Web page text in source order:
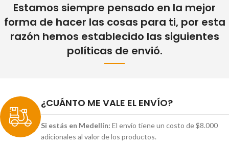
Estamos siempre pensado en la mejor
forma de hacer las cosas para ti, por esta
razón hemos establecido las siguientes
políticas de envió.
¿CUÁNTO ME VALE EL ENVÍO?
Si estás en Medellín: El envío tiene un costo de $8.000
adicionales al valor de los productos.